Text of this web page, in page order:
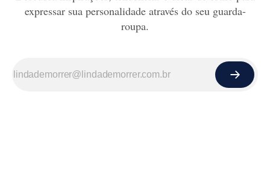
expressar sua personalidade através do seu guarda-
roupa.